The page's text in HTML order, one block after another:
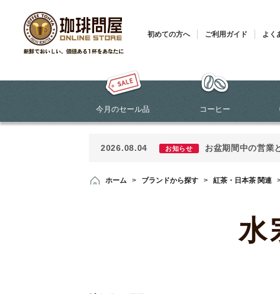
初めての方へ ご利用ガイド よく
今月のセール品 コーヒー
2026.08.04 お知らせ お盆期間中の営業
ホーム > ブランドから探す > 紅茶・日本茶 関連
水